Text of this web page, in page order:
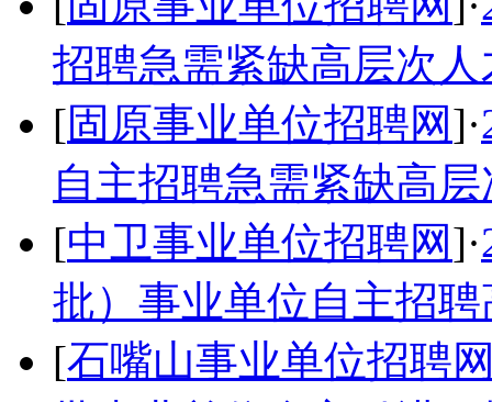
招聘急需紧缺高层次
[固原事业单位招聘网]·
自主招聘急需紧缺高
[中卫事业单位招聘网]·
批）事业单位自主招
[石嘴山事业单位招聘